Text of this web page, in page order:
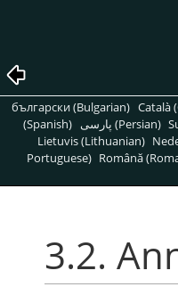
български (Bulgarian) Català
(Spanish)
پارسی (Persian)
Lietuvis (Lithuanian)
Portuguese) Română
3.2.